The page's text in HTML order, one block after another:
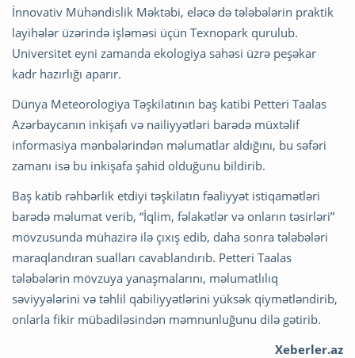
İnnovativ Mühəndislik Məktəbi, eləcə də tələbələrin praktik
layihələr üzərində işləməsi üçün Texnopark qurulub.
Universitet eyni zamanda ekologiya sahəsi üzrə peşəkar
kadr hazırlığı aparır.
Dünya Meteorologiya Təşkilatının baş katibi Petteri Taalas
Azərbaycanın inkişafı və nailiyyətləri barədə müxtəlif
informasiya mənbələrindən məlumatlar aldığını, bu səfəri
zamanı isə bu inkişafa şahid olduğunu bildirib.
Baş katib rəhbərlik etdiyi təşkilatın fəaliyyət istiqamətləri
barədə məlumat verib, “İqlim, fəlakətlər və onların təsirləri”
mövzusunda mühazirə ilə çıxış edib, daha sonra tələbələri
maraqlandıran sualları cavablandırıb. Petteri Taalas
tələbələrin mövzuya yanaşmalarını, məlumatlılıq
səviyyələrini və təhlil qabiliyyətlərini yüksək qiymətləndirib,
onlarla fikir mübadiləsindən məmnunluğunu dilə gətirib.
Xeberler.az